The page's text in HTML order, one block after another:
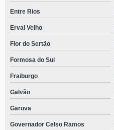
Entre Rios
Erval Velho
Flor do Sertão
Formosa do Sul
Fraiburgo
Galvão
Garuva
Governador Celso Ramos